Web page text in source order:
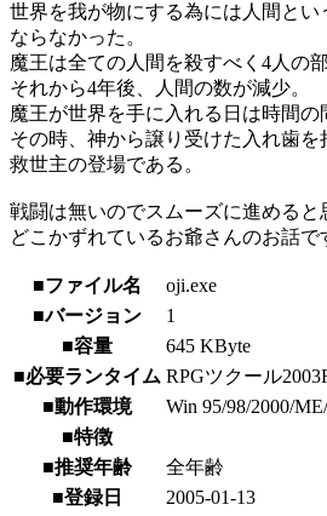
世界を我が物にする為には人間と
ならなかった。
魔王は全ての人間を殺すべく4人の
それから4年後、人間の数が減少。
魔王が世界を手に入れる日は時間の
その時、神から譲り受けた入れ歯を
救世主の登場である。
戦闘は無いのでスムーズに進めると
どこかずれているお爺さんのお話で
■ファイル名
oji.exe
■バージョン
1
■容量
645 KByte
■必要ランタイム RPGツクール
■動作環境
Win 95/98/2000/
■特徴
■推奨年齢
全年齢
■登録日
2005-01-13